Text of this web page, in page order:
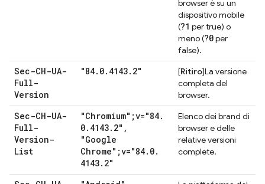
browser è su un
dispositivo mobile
(?1 per true) o
meno (?0per
false).
Sec-CH-UA-
Full-
Version
"84. 0. 4143. 2" [Ritiro]La versione
completa del
browser.
Sec-CH-UA-
Full-
Version-
List
"Chromium";v="84.
0. 4143. 2" ,
"Google
Chrome";v="84. 0.
4143. 2"
Elenco dei brand di
browser e delle
relative versioni
complete.